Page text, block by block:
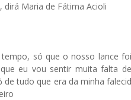
dirá Maria de Fátima Acioli
só que o nosso lance
eu vou sentir muita falta
tudo que era da minha